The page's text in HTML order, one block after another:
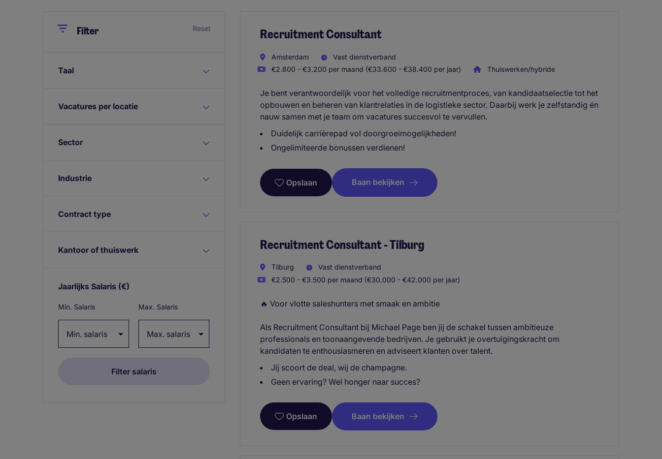
CloseFilter Reset
Taal
Vacatures per locatie
Sector
Industrie
Contract type
Kantoor of thuiswerk
Jaarlijks Salaris (€)
Min. Salaris Max. Salaris
Recruitment Consultant
Amsterdam
Vast dienstverband
€2.800 - €3.200 per maand (€33.600 - €38.400 per jaar)
Thuiswerken/hybride
Je bent verantwoordelijk voor het volledige recruitmentproces, van kandidaatselectie tot het
opbouwen en beheren van klantrelaties in de logistieke sector. Daarbij werk je zelfstandig én
nauw samen met je team om vacatures succesvol te vervullen.
Duidelijk carrièrepad vol doorgroeimogelijkheden!
Ongelimiteerde bonussen verdienen!
Opslaan Baan bekijken
Recruitment Consultant - Tilburg
Tilburg
Vast dienstverband
€2.500 - €3.500 per maand (€30.000 - €42.000 per jaar)
🔥 Voor vlotte saleshunters met smaak en ambitie
Als Recruitment Consultant bij Michael Page ben jij de schakel tussen ambitieuze
professionals en toonaangevende bedrijven. Je gebruikt je overtuigingskracht om
kandidaten te enthousiasmeren en adviseert klanten over talent.
Jij scoort de deal, wij de champagne.
Geen ervaring? Wel honger naar succes?
Opslaan Baan bekijken